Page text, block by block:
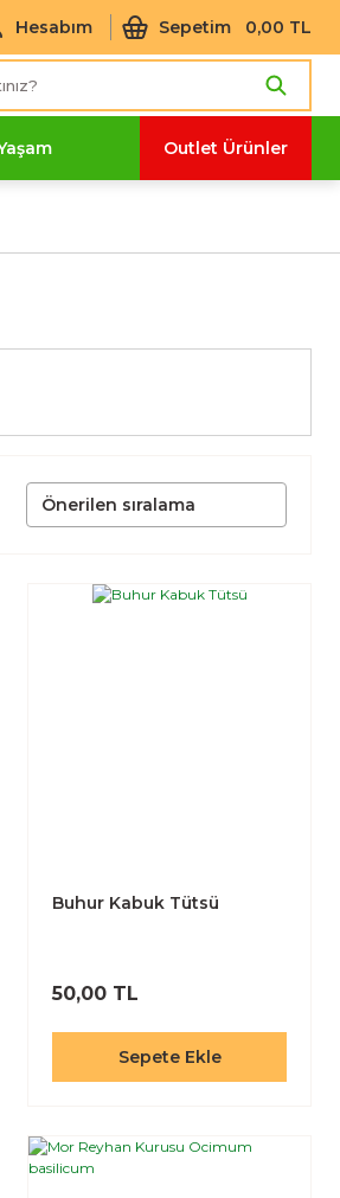
Hesabım Sepetim 0,00 TL
Outlet Ürünler
Buhur Kabuk Tütsü
50,00 TL
Sepete Ekle